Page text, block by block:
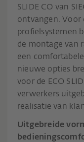
SLIDE CO van
ontvangen. Voor
profielsystemen
de montage van
een
nieuwe opties
voor de ECO
verwerkers
realisatie van
Uitgebreide